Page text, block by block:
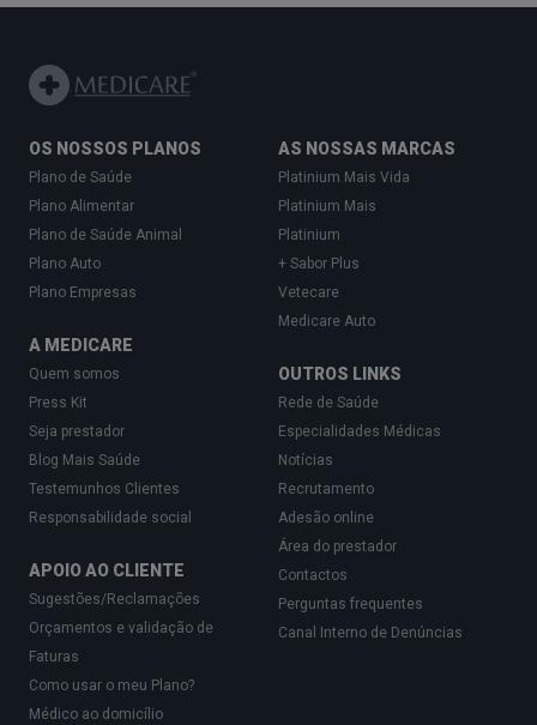
OS NOSSOS PLANOS
Plano de Saúde
Plano Alimentar
Plano de Saúde Animal
Plano Auto
Plano Empresas
A MEDICARE
Quem somos
Press Kit
Seja prestador
Blog Mais Saúde
Testemunhos Clientes
Responsabilidade social
APOIO AO CLIENTE
Sugestões/Reclamações
Orçamentos e validação de
Faturas
Como usar o meu Plano?
Médico ao domicílio
AS NOSSAS MARCAS
Platinium Mais Vida
Platinium Mais
Platinium
+ Sabor Plus
Vetecare
Medicare Auto
OUTROS LINKS
Rede de Saúde
Especialidades Médicas
Notícias
Recrutamento
Adesão online
Área do prestador
Contactos
Perguntas frequentes
Canal Interno de Denúncias